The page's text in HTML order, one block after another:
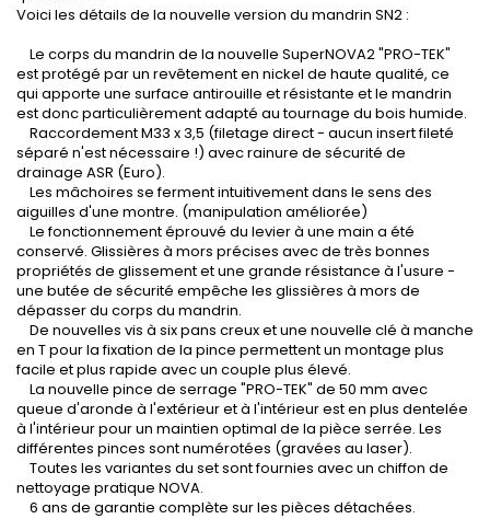
Voici les détails de la nouvelle version du mandrin SN2 :
Le corps du mandrin de la nouvelle SuperNOVA2 "PRO-TEK"
est protégé par un revêtement en nickel de haute qualité, ce
qui apporte une surface antirouille et résistante et le mandrin
est donc particulièrement adapté au tournage du bois humide.
Raccordement M33 x 3,5 (filetage direct - aucun insert fileté
séparé n'est nécessaire !) avec rainure de sécurité de
drainage ASR (Euro).
Les mâchoires se ferment intuitivement dans le sens des
aiguilles d'une montre. (manipulation améliorée)
Le fonctionnement éprouvé du levier à une main a été
conservé. Glissières à mors précises avec de très bonnes
propriétés de glissement et une grande résistance à l'usure -
une butée de sécurité empêche les glissières à mors de
dépasser du corps du mandrin.
De nouvelles vis à six pans creux et une nouvelle clé à manche
en T pour la fixation de la pince permettent un montage plus
facile et plus rapide avec un couple plus élevé.
La nouvelle pince de serrage "PRO-TEK" de 50 mm avec
queue d'aronde à l'extérieur et à l'intérieur est en plus dentelée
à l'intérieur pour un maintien optimal de la pièce serrée. Les
différentes pinces sont numérotées (gravées au laser).
Toutes les variantes du set sont fournies avec un chiffon de
nettoyage pratique NOVA.
6 ans de garantie complète sur les pièces détachées.